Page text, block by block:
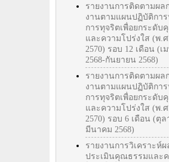
รายงานการติดตามผล
งานตามแผนปฏิบัติการ
การทุจริตเพื่อยกระดับ
และความโปร่งใส (พ.ศ
2570) รอบ 12 เดือน (เ
2568-กันยายน 2568)
รายงานการติดตามผล
งานตามแผนปฏิบัติการ
การทุจริตเพื่อยกระดับ
และความโปร่งใส (พ.ศ
2570) รอบ 6 เดือน (ตุล
มีนาคม 2568)
รายงานการวิเคราะห์ผ
ประเมินคุณธรรมและ